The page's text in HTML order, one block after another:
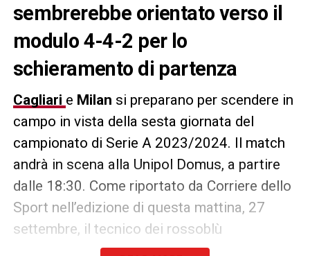
sembrerebbe orientato verso il
modulo 4-4-2 per lo
schieramento di partenza
Cagliari e Milan si preparano per scendere in
campo in vista della sesta giornata del
campionato di Serie A 2023/2024. Il match
andrà in scena alla Unipol Domus, a partire
dalle 18:30. Come riportato da Corriere dello
Sport nell’edizione di questa mattina, 27
settembre, il tecnico dei rossoblù
sembrerebbe orientato verso il modulo 4-4-2